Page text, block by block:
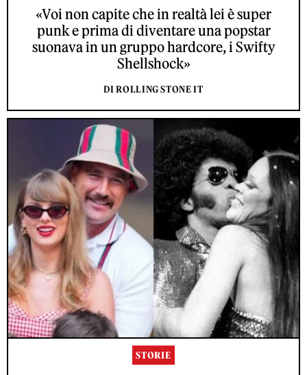
«Voi non capite che in realtà lei è super
punk e prima di diventare una popstar
suonava in un gruppo hardcore, i Swifty
Shellshock»
DI ROLLING STONE IT
STORIE